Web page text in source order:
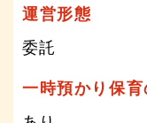
運営形態
委託
一時預かり保育